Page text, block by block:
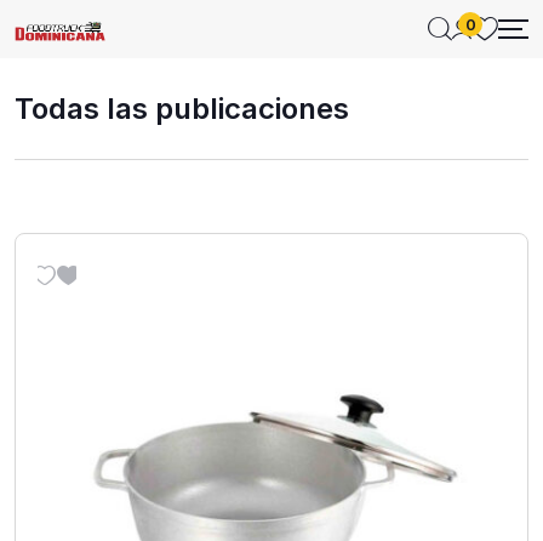
0
Todas las publicaciones